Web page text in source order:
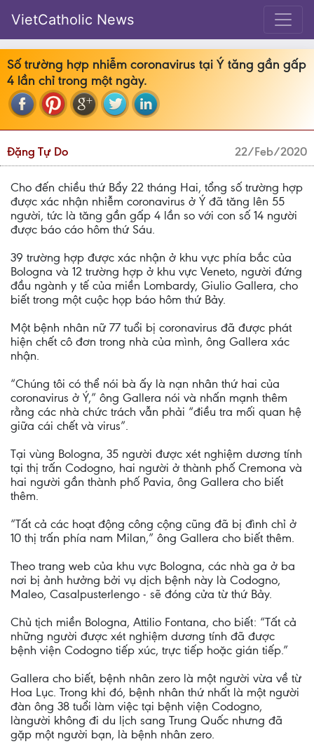
VietCatholic News
Số trường hợp nhiễm coronavirus tại Ý tăng gần gấp
4 lần chỉ trong một ngày.
Đặng Tự Do 22/Feb/2020
Cho đến chiều thứ Bẩy 22 tháng Hai, tổng số trường hợp
được xác nhận nhiễm coronavirus ở Ý đã tăng lên 55
người, tức là tăng gần gấp 4 lần so với con số 14 người
được báo cáo hôm thứ Sáu.
39 trường hợp được xác nhận ở khu vực phía bắc của
Bologna và 12 trường hợp ở khu vực Veneto, người đứng
đầu ngành y tế của miền Lombardy, Giulio Gallera, cho
biết trong một cuộc họp báo hôm thứ Bảy.
Một bệnh nhân nữ 77 tuổi bị coronavirus đã được phát
hiện chết cô đơn trong nhà của mình, ông Gallera xác
nhận.
“Chúng tôi có thể nói bà ấy là nạn nhân thứ hai của
coronavirus ở Ý,” ông Gallera nói và nhấn mạnh thêm
rằng các nhà chức trách vẫn phải “điều tra mối quan hệ
giữa cái chết và virus”.
Tại vùng Bologna, 35 người được xét nghiệm dương tính
tại thị trấn Codogno, hai người ở thành phố Cremona và
hai người gần thành phố Pavia, ông Gallera cho biết
thêm.
“Tất cả các hoạt động công cộng cũng đã bị đình chỉ ở
10 thị trấn phía nam Milan,” ông Gallera cho biết thêm.
Theo trang web của khu vực Bologna, các nhà ga ở ba
nơi bị ảnh hưởng bởi vụ dịch bệnh này là Codogno,
Maleo, Casalpusterlengo - sẽ đóng cửa từ thứ Bảy.
Chủ tịch miền Bologna, Attilio Fontana, cho biết: “Tất cả
những người được xét nghiệm dương tính đã được
bệnh viện Codogno tiếp xúc, trực tiếp hoặc gián tiếp.”
Gallera cho biết, bệnh nhân zero là một người vừa về từ
Hoa Lục. Trong khi đó, bệnh nhân thứ nhất là một người
đàn ông 38 tuổi làm việc tại bệnh viện Codogno,
làngười không đi du lịch sang Trung Quốc nhưng đã
gặp một người bạn, là bệnh nhân zero.